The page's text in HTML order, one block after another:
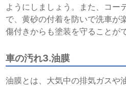
ようにしましょう。また、コー
で、黄砂の付着を防いで洗車が
傷付きからも塗装を守ることが
車の汚れ3.油膜
油膜とは、大気中の排気ガスや